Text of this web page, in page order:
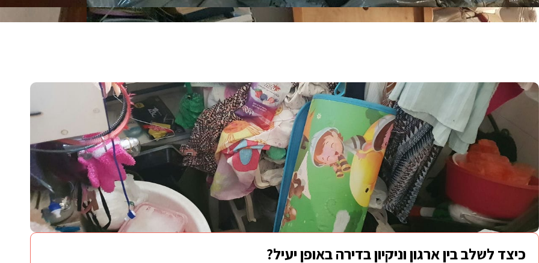
כיצד לשלב בין ארגון וניקיון בדירה באופן יעיל?